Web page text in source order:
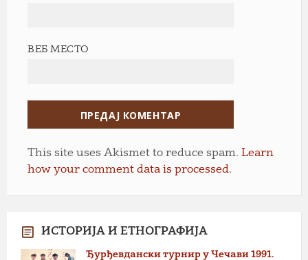
ВЕБ МЕСТО
This site uses Akismet to reduce spam. Learn
how your comment data is processed.
ИСТОРИЈА И ЕТНОГРАФИЈА
Ђурђевдански турнир у Чечави 1991.